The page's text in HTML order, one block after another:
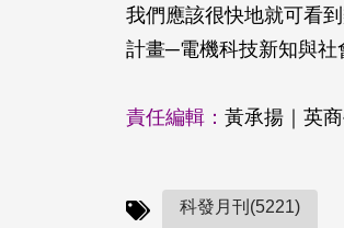
我們應該很快地就可看
計畫─電機科技新知與社
責任編輯： 黃承揚｜英
科發月刊(5221)